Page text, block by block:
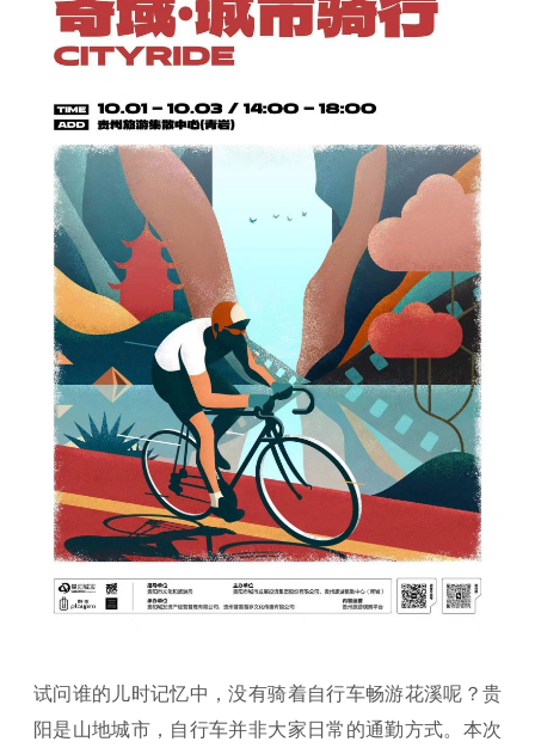
试问谁的儿时记忆中，没有骑着自行车畅游花溪呢？贵
阳是山地城市，自行车并非大家日常的通勤方式。本次